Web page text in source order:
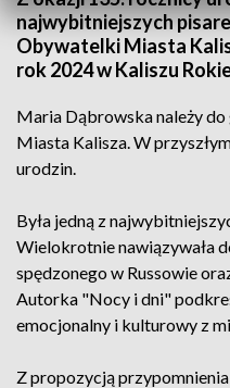
najwybitniejszych
Obywatelki Miasta
rok 2024 w Kaliszu
Maria Dąbrowska należy
Miasta Kalisza. W
urodzin.
Była jedną z
Wielokrotnie nawiązywała
spędzonego w Russowie
Autorka "Nocy i dni"
emocjonalny i kulturowy z
Z propozycją